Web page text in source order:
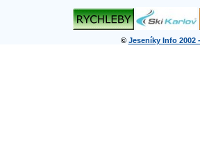
© Jeseníky Info 2002